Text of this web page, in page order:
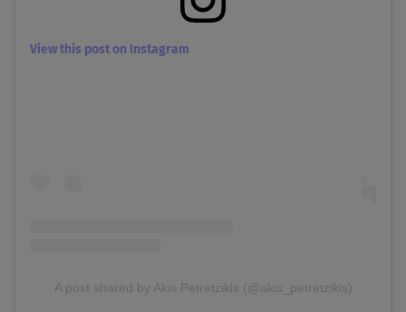
View this post on Instagram
A post shared by Akis Petretzikis (@akis_petretzikis)